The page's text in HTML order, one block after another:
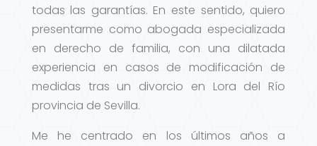
todas las garantías. En este sentido, quiero
presentarme como abogada especializada
en derecho de familia, con una dilatada
experiencia en casos de modificación de
medidas tras un divorcio en Lora del Río
provincia de Sevilla.
Me he centrado en los últimos años a